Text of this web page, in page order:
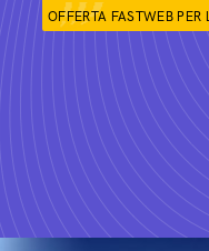
OFFERTA FASTWEB PER